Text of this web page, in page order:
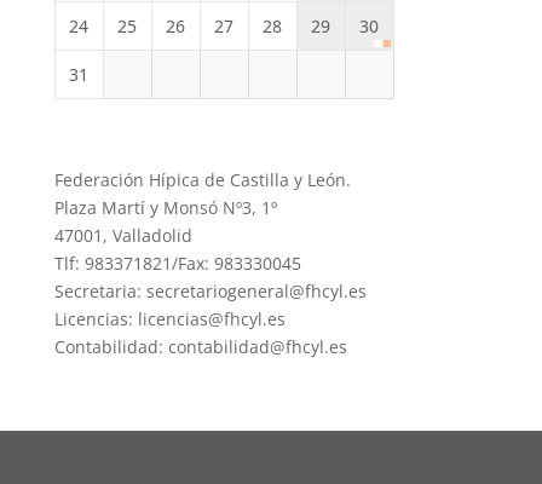
24 25 26 27 28 29 30
31
Federación Hípica de Castilla y León.
Plaza Martí y Monsó Nº3, 1º
47001, Valladolid
Tlf: 983371821/Fax: 983330045
Secretaria: secretariogeneral@fhcyl.es
Licencias: licencias@fhcyl.es
Contabilidad: contabilidad@fhcyl.es